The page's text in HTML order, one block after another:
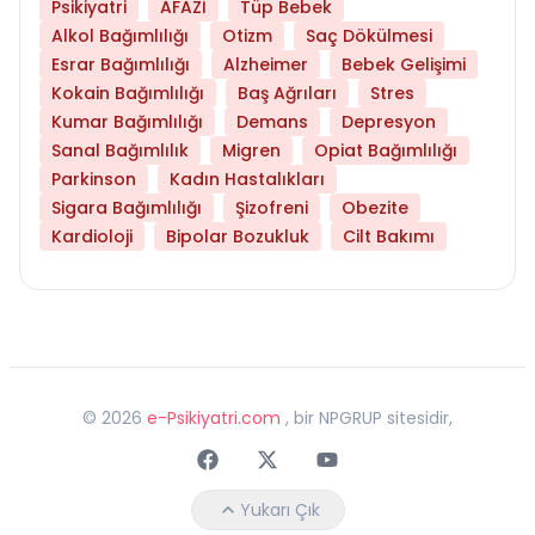
Psikiyatri AFAZİ
Tüp Bebek
Alkol Bağımlılığı
Otizm
Saç Dökülmesi
Esrar Bağımlılığı
Alzheimer
Bebek Gelişimi
Kokain Bağımlılığı
Baş Ağrıları
Stres
Kumar Bağımlılığı
Demans
Depresyon
Sanal Bağımlılık
Migren
Opiat Bağımlılığı
Parkinson
Kadın Hastalıkları
Sigara Bağımlılığı
Şizofreni
Obezite
Kardioloji
Bipolar Bozukluk Cilt Bakımı
© 2026 e-Psikiyatri.com , bir NPGRUP sitesidir,
FaceebokTwitterYoutube
Yukarı Çık